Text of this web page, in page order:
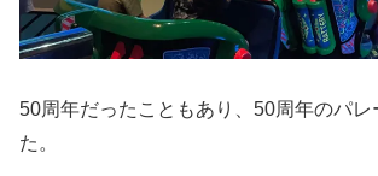
50周年だったこともあり、50周年のパレ
た。